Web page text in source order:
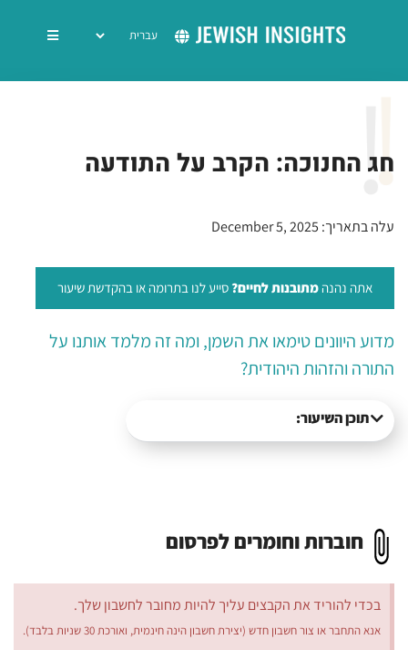
חג החנוכה: הקרב על התודעה
עלה בתאריך: December 5, 2025
אתה נהנהמתובנות לחיים?סייע לנו בתרומה או בהקדשת שיעור
מדוע היוונים טימאו את השמן, ומה זה מלמד אותנו על
התורה והזהות היהודית?
תוכן השיעור:
חוברות וחומרים לפרסום
בכדי להוריד את הקבצים עליך להיות מחובר לחשבון שלך.
אנא התחבר או צור חשבון חדש (יצירת חשבון הינה חינמית, ואורכת 30 שניות בלבד).